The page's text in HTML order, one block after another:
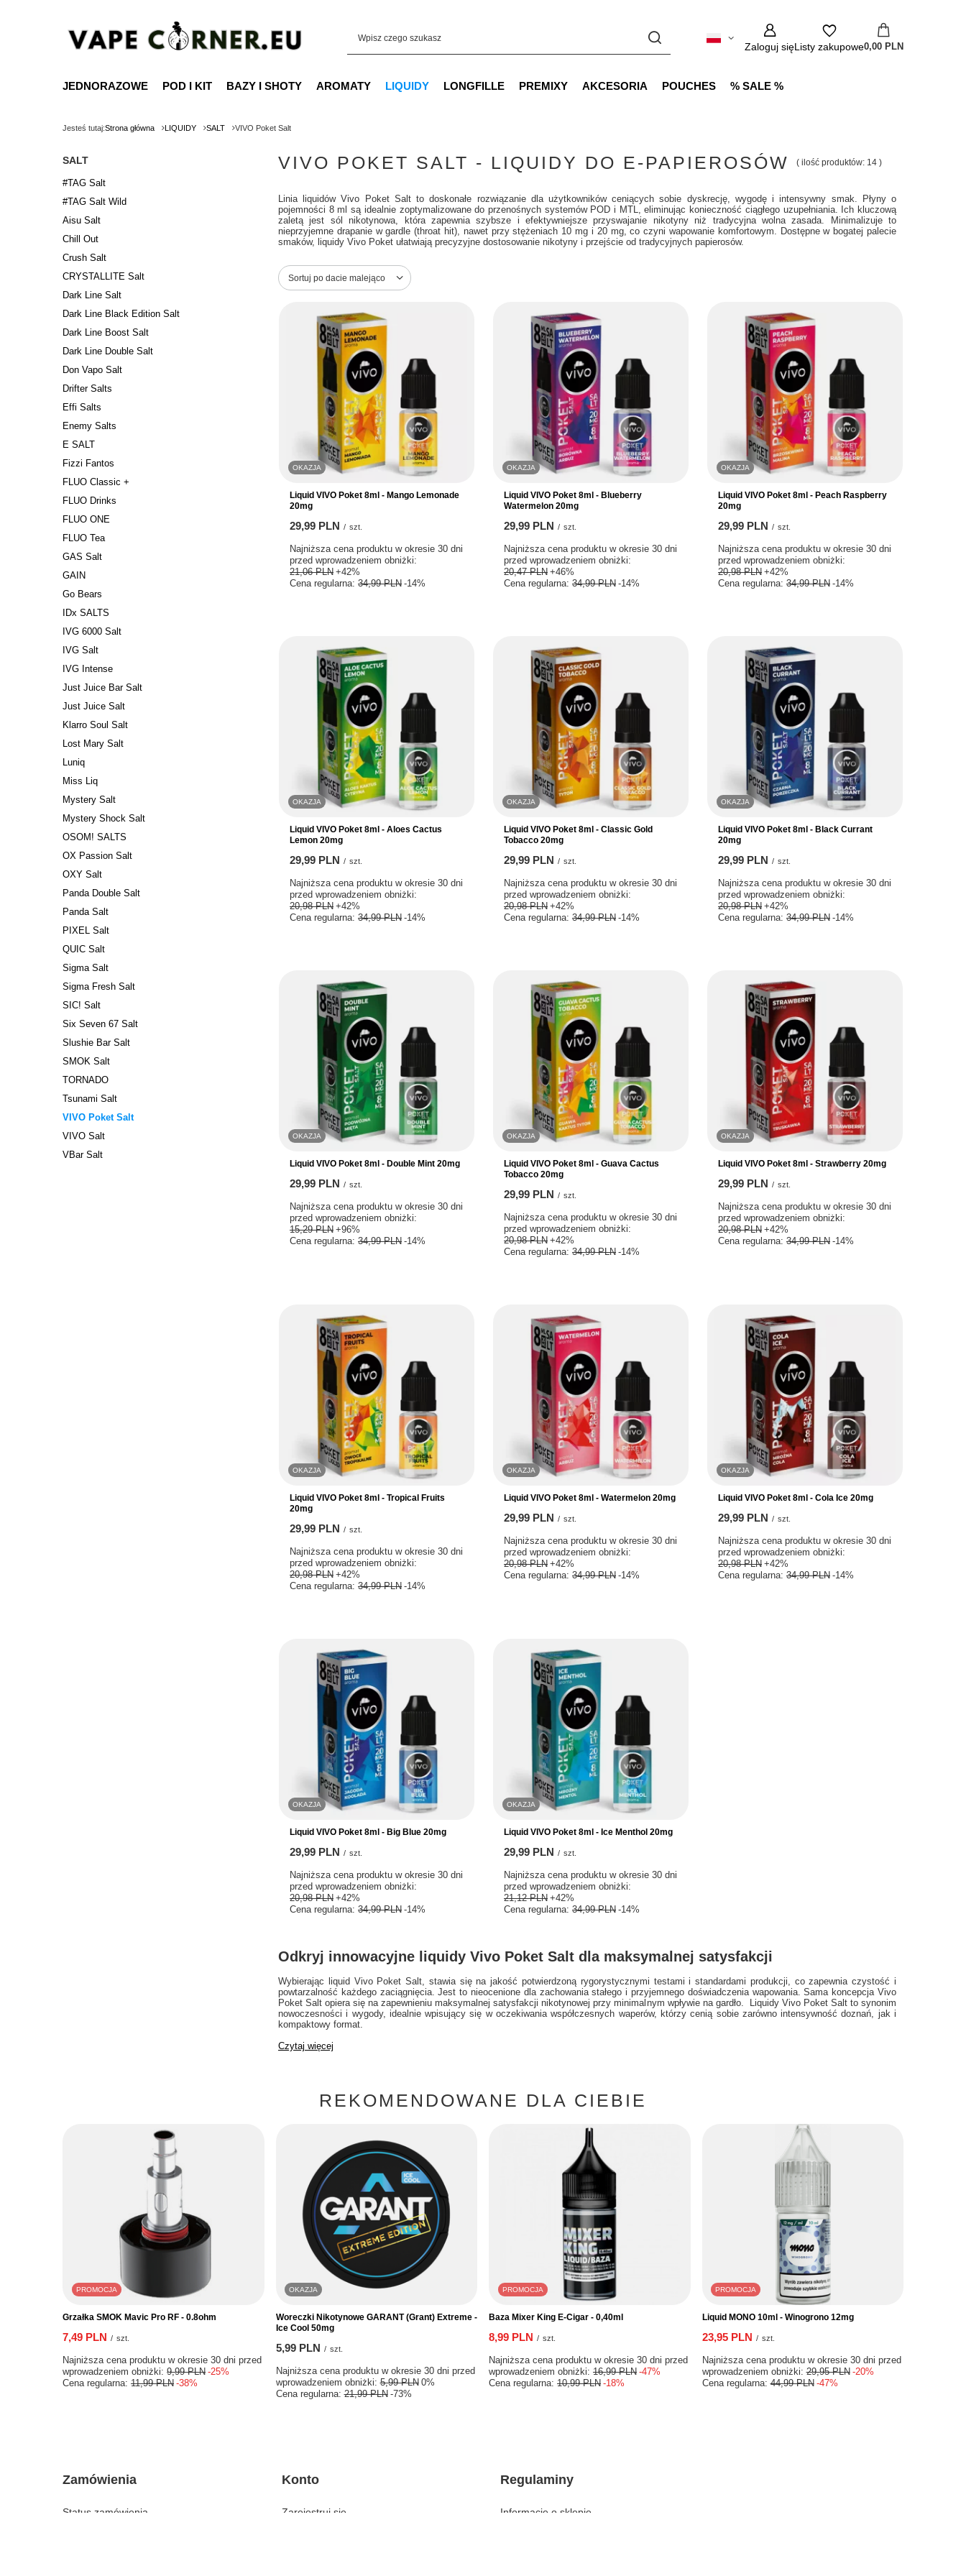
Zaloguj sięListy zakupowe0,00 PLN
JEDNORAZOWE POD I KIT BAZY I SHOTY AROMATY LIQUIDY LONGFILLE PREMIXY AKCESORIA POUCHES % SALE %
Jesteś tutaj:Strona główna LIQUIDY SALT VIVO Poket Salt
SALT
#TAG Salt
#TAG Salt Wild
Aisu Salt
Chill Out
Crush Salt
CRYSTALLITE Salt
Dark Line Salt
Dark Line Black Edition Salt
Dark Line Boost Salt
Dark Line Double Salt
Don Vapo Salt
Drifter Salts
Effi Salts
Enemy Salts
E SALT
Fizzi Fantos
FLUO Classic +
FLUO Drinks
FLUO ONE
FLUO Tea
GAS Salt
GAIN
Go Bears
IDx SALTS
IVG 6000 Salt
IVG Salt
IVG Intense
Just Juice Bar Salt
Just Juice Salt
Klarro Soul Salt
Lost Mary Salt
Luniq
Miss Liq
Mystery Salt
Mystery Shock Salt
OSOM! SALTS
OX Passion Salt
OXY Salt
Panda Double Salt
Panda Salt
PIXEL Salt
QUIC Salt
Sigma Salt
Sigma Fresh Salt
SIC! Salt
Six Seven 67 Salt
Slushie Bar Salt
SMOK Salt
TORNADO
Tsunami Salt
VIVO Poket Salt
VIVO Salt
VBar Salt
VIVO POKET SALT - LIQUIDY DO E-PAPIEROSÓW ( ilość produktów: 14 )
Linia liquidów Vivo Poket Salt to doskonałe rozwiązanie dla użytkowników ceniących sobie dyskrecję, wygodę i intensywny smak. Płyny o
pojemności 8 ml są idealnie zoptymalizowane do przenośnych systemów POD i MTL, eliminując konieczność ciągłego uzupełniania. Ich kluczową
zaletą jest sól nikotynowa, która zapewnia szybsze i efektywniejsze przyswajanie nikotyny niż tradycyjna wolna zasada. Minimalizuje to
nieprzyjemne drapanie w gardle (throat hit), nawet przy stężeniach 10 mg i 20 mg, co czyni wapowanie komfortowym. Dostępne w bogatej palecie
smaków, liquidy Vivo Poket ułatwiają precyzyjne dostosowanie nikotyny i przejście od tradycyjnych papierosów.
Zmień sortowanie
Sortuj po dacie malejąco
OKAZJA
Liquid VIVO Poket 8ml - Mango Lemonade
20mg
29,99 PLN / szt.
Najniższa cena produktu w okresie 30 dni
przed wprowadzeniem obniżki:
21,06 PLN +42%
Cena regularna: 34,99 PLN -14%
OKAZJA
Liquid VIVO Poket 8ml - Blueberry
Watermelon 20mg
29,99 PLN / szt.
Najniższa cena produktu w okresie 30 dni
przed wprowadzeniem obniżki:
20,47 PLN +46%
Cena regularna: 34,99 PLN -14%
OKAZJA
Liquid VIVO Poket 8ml - Peach Raspberry
20mg
29,99 PLN / szt.
Najniższa cena produktu w okresie 30 dni
przed wprowadzeniem obniżki:
20,98 PLN +42%
Cena regularna: 34,99 PLN -14%
OKAZJA
Liquid VIVO Poket 8ml - Aloes Cactus
Lemon 20mg
29,99 PLN / szt.
Najniższa cena produktu w okresie 30 dni
przed wprowadzeniem obniżki:
20,98 PLN +42%
Cena regularna: 34,99 PLN -14%
OKAZJA
Liquid VIVO Poket 8ml - Classic Gold
Tobacco 20mg
29,99 PLN / szt.
Najniższa cena produktu w okresie 30 dni
przed wprowadzeniem obniżki:
20,98 PLN +42%
Cena regularna: 34,99 PLN -14%
OKAZJA
Liquid VIVO Poket 8ml - Black Currant
20mg
29,99 PLN / szt.
Najniższa cena produktu w okresie 30 dni
przed wprowadzeniem obniżki:
20,98 PLN +42%
Cena regularna: 34,99 PLN -14%
OKAZJA
Liquid VIVO Poket 8ml - Double Mint 20mg
29,99 PLN / szt.
Najniższa cena produktu w okresie 30 dni
przed wprowadzeniem obniżki:
15,29 PLN +96%
Cena regularna: 34,99 PLN -14%
OKAZJA
Liquid VIVO Poket 8ml - Guava Cactus
Tobacco 20mg
29,99 PLN / szt.
Najniższa cena produktu w okresie 30 dni
przed wprowadzeniem obniżki:
20,98 PLN +42%
Cena regularna: 34,99 PLN -14%
OKAZJA
Liquid VIVO Poket 8ml - Strawberry 20mg
29,99 PLN / szt.
Najniższa cena produktu w okresie 30 dni
przed wprowadzeniem obniżki:
20,98 PLN +42%
Cena regularna: 34,99 PLN -14%
OKAZJA
Liquid VIVO Poket 8ml - Tropical Fruits
20mg
29,99 PLN / szt.
Najniższa cena produktu w okresie 30 dni
przed wprowadzeniem obniżki:
20,98 PLN +42%
Cena regularna: 34,99 PLN -14%
OKAZJA
Liquid VIVO Poket 8ml - Watermelon 20mg
29,99 PLN / szt.
Najniższa cena produktu w okresie 30 dni
przed wprowadzeniem obniżki:
20,98 PLN +42%
Cena regularna: 34,99 PLN -14%
OKAZJA
Liquid VIVO Poket 8ml - Cola Ice 20mg
29,99 PLN / szt.
Najniższa cena produktu w okresie 30 dni
przed wprowadzeniem obniżki:
20,98 PLN +42%
Cena regularna: 34,99 PLN -14%
OKAZJA
Liquid VIVO Poket 8ml - Big Blue 20mg
29,99 PLN / szt.
Najniższa cena produktu w okresie 30 dni
przed wprowadzeniem obniżki:
20,98 PLN +42%
Cena regularna: 34,99 PLN -14%
OKAZJA
Liquid VIVO Poket 8ml - Ice Menthol 20mg
29,99 PLN / szt.
Najniższa cena produktu w okresie 30 dni
przed wprowadzeniem obniżki:
21,12 PLN +42%
Cena regularna: 34,99 PLN -14%
Odkryj innowacyjne liquidy Vivo Poket Salt dla maksymalnej satysfakcji
Wybierając liquid Vivo Poket Salt, stawia się na jakość potwierdzoną rygorystycznymi testami i standardami produkcji, co zapewnia czystość i
powtarzalność każdego zaciągnięcia. Jest to nieocenione dla zachowania stałego i przyjemnego doświadczenia wapowania. Sama koncepcja Vivo
Poket Salt opiera się na zapewnieniu maksymalnej satysfakcji nikotynowej przy minimalnym wpływie na gardło. Liquidy Vivo Poket Salt to synonim
nowoczesności i wygody, idealnie wpisujący się w oczekiwania współczesnych waperów, którzy cenią sobie zarówno intensywność doznań, jak i
kompaktowy format.
Czytaj więcej
REKOMENDOWANE DLA CIEBIE
PROMOCJA
Grzałka SMOK Mavic Pro RF - 0.8ohm
7,49 PLN / szt.
Najniższa cena produktu w okresie 30 dni przed
wprowadzeniem obniżki: 9,99 PLN -25%
Cena regularna: 11,99 PLN -38%
OKAZJA
Woreczki Nikotynowe GARANT (Grant) Extreme -
Ice Cool 50mg
5,99 PLN / szt.
Najniższa cena produktu w okresie 30 dni przed
wprowadzeniem obniżki:5,99 PLN 0%
Cena regularna:21,99 PLN -73%
PROMOCJA
Baza Mixer King E-Cigar - 0,40ml
8,99 PLN / szt.
Najniższa cena produktu w okresie 30 dni przed
wprowadzeniem obniżki: 16,99 PLN -47%
Cena regularna: 10,99 PLN -18%
PROMOCJA
Liquid MONO 10ml - Winogrono 12mg
23,95 PLN / szt.
Najniższa cena produktu w okresie 30 dni przed
wprowadzeniem obniżki:29,95 PLN -20%
Cena regularna:44,99 PLN -47%
Zamówienia
Status zamówienia
Konto
Zarejestruj się
Regulaminy
Informacje o sklepie